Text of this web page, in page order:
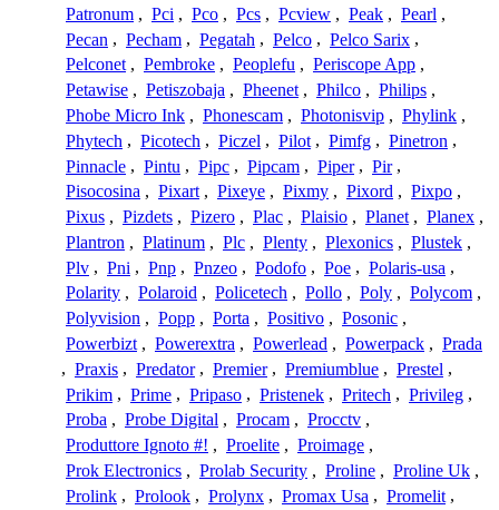
Patronum , Pci , Pco , Pcs , Pcview , Peak , Pearl ,
Pecan , Pecham , Pegatah , Pelco , Pelco Sarix ,
Pelconet , Pembroke , Peoplefu , Periscope App ,
Petawise , Petiszobaja , Pheenet , Philco , Philips ,
Phobe Micro Ink , Phonescam , Photonisvip , Phylink ,
Phytech , Picotech , Piczel , Pilot , Pimfg , Pinetron ,
Pinnacle , Pintu , Pipc , Pipcam , Piper , Pir ,
Pisocosina , Pixart , Pixeye , Pixmy , Pixord , Pixpo ,
Pixus , Pizdets , Pizero , Plac , Plaisio , Planet , Planex ,
Plantron , Platinum , Plc , Plenty , Plexonics , Plustek ,
Plv , Pni , Pnp , Pnzeo , Podofo , Poe , Polaris-usa ,
Polarity , Polaroid , Policetech , Pollo , Poly , Polycom ,
Polyvision , Popp , Porta , Positivo , Posonic ,
Powerbizt , Powerextra , Powerlead , Powerpack , Prada
, Praxis , Predator , Premier , Premiumblue , Prestel ,
Prikim , Prime , Pripaso , Pristenek , Pritech , Privileg ,
Proba , Probe Digital , Procam , Procctv ,
Produttore Ignoto #! , Proelite , Proimage ,
Prok Electronics , Prolab Security , Proline , Proline Uk ,
Prolink , Prolook , Prolynx , Promax Usa , Promelit ,